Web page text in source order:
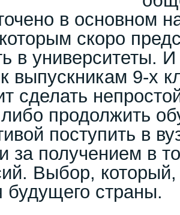
в основном
скоро
в университеты.
выпускникам 9-х
сделать
продолжить
поступить в
за получением в
Выбор,
будущего страны.